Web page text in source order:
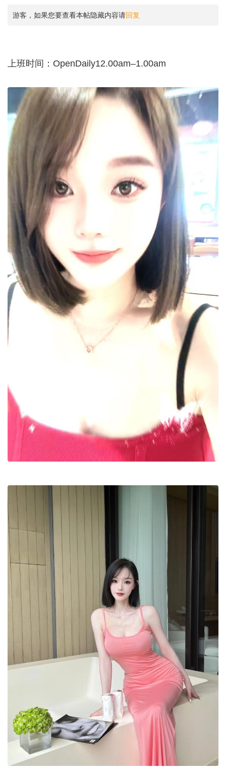
游客，如果您要查看本帖隐藏内容请回复
上班时间：OpenDaily12.00am–1.00am